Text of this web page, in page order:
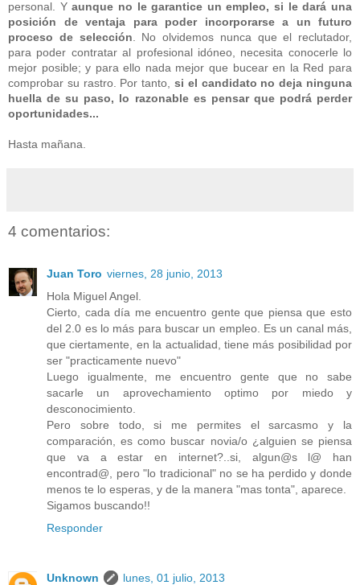
personal. Yaunque no le garantice un empleo, si le dará una
posición de ventaja para poder incorporarse a un futuro
proceso de selección . No olvidemos nunca que el reclutador,
para poder contratar al profesional idóneo, necesita conocerle lo
mejor posible; y para ello nada mejor que bucear en la Red para
comprobar su rastro. Por tanto, si el candidato no deja ninguna
huella de su paso, lo razonable es pensar que podrá perder
oportunidades...
Hasta mañana.
4 comentarios:
Juan Toro viernes, 28 junio, 2013
Hola Miguel Angel.
Cierto, cada día me encuentro gente que piensa que esto
del 2.0 es lo más para buscar un empleo. Es un canal más,
que ciertamente, en la actualidad, tiene más posibilidad por
ser "practicamente nuevo"
Luego igualmente, me encuentro gente que no sabe
sacarle un aprovechamiento optimo por miedo y
desconocimiento.
Pero sobre todo, si me permites el sarcasmo y la
comparación, es como buscar novia/o ¿alguien se piensa
que va a estar en internet?..si, algun@s l@ han
encontrad@, pero "lo tradicional" no se ha perdido y donde
menos te lo esperas, y de la manera "mas tonta", aparece.
Sigamos buscando!!
Responder
Unknown
lunes, 01 julio, 2013